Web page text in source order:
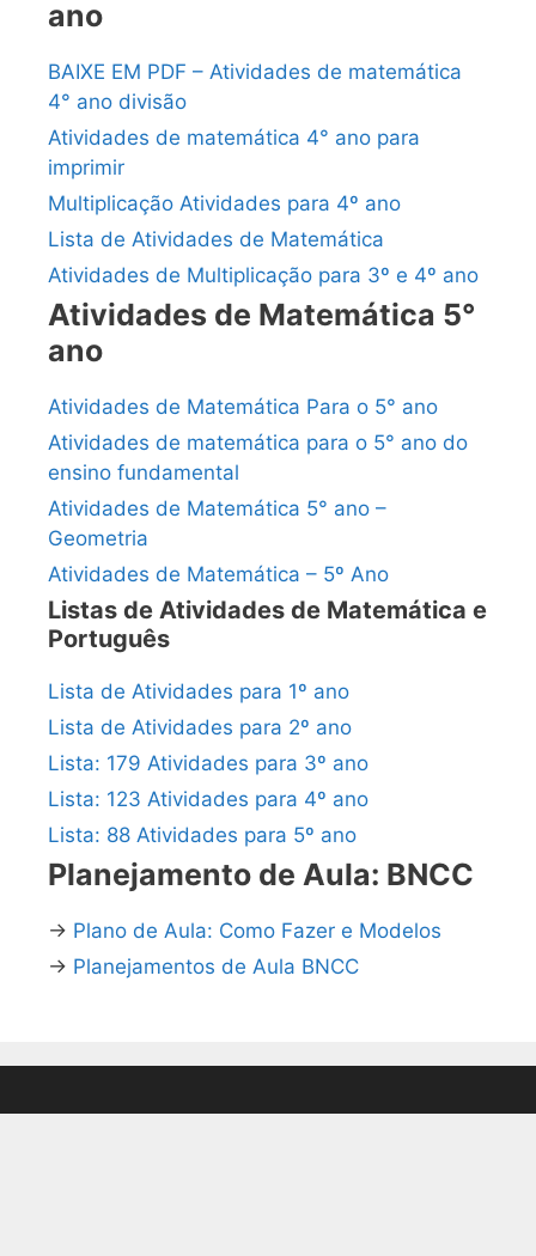
ano
BAIXE EM PDF – Atividades de matemática
4° ano divisão
Atividades de matemática 4° ano para
imprimir
Multiplicação Atividades para 4º ano
Lista de Atividades de Matemática
Atividades de Multiplicação para 3º e 4º ano
Atividades de Matemática 5°
ano
Atividades de Matemática Para o 5° ano
Atividades de matemática para o 5° ano do
ensino fundamental
Atividades de Matemática 5° ano –
Geometria
Atividades de Matemática – 5º Ano
Listas de Atividades de Matemática e
Português
Lista de Atividades para 1º ano
Lista de Atividades para 2º ano
Lista: 179 Atividades para 3º ano
Lista: 123 Atividades para 4º ano
Lista: 88 Atividades para 5º ano
Planejamento de Aula: BNCC
→ Plano de Aula: Como Fazer e Modelos
→ Planejamentos de Aula BNCC